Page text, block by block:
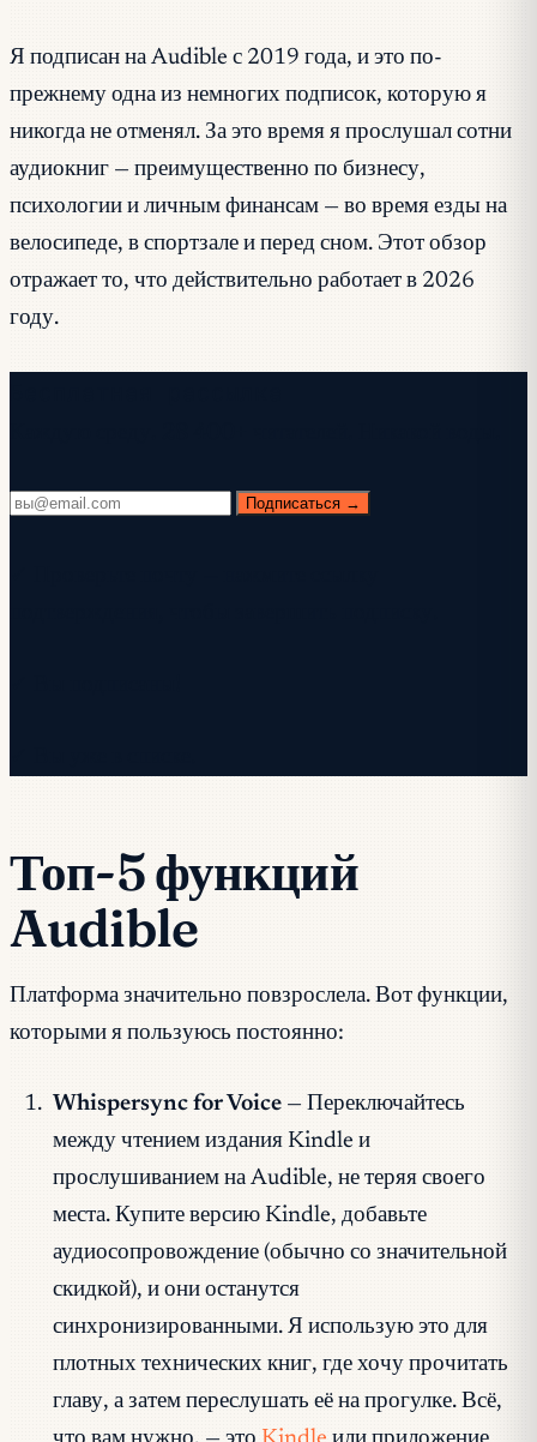
Я подписан на Audible с 2019 года, и это по-
прежнему одна из немногих подписок, которую я
никогда не отменял. За это время я прослушал сотни
аудиокниг — преимущественно по бизнесу,
психологии и личным финансам — во время езды на
велосипеде, в спортзале и перед сном. Этот обзор
отражает то, что действительно работает в 2026
году.
Подписаться →
Топ-5 функций
Audible
Платформа значительно повзрослела. Вот функции,
которыми я пользуюсь постоянно:
Whispersync for Voice— Переключайтесь
между чтением издания Kindle и
прослушиванием на Audible, не теряя своего
места. Купите версию Kindle, добавьте
аудиосопровождение (обычно со значительной
скидкой), и они останутся
синхронизированными. Я использую это для
плотных технических книг, где хочу прочитать
главу, а затем переслушать её на прогулке. Всё,